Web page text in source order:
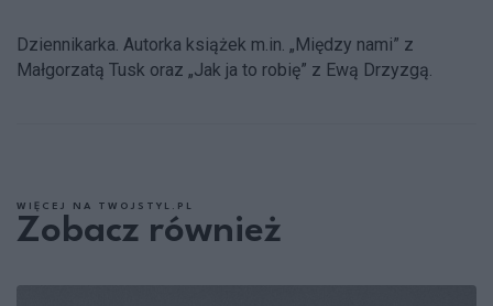
Dziennikarka. Autorka książek m.in. „Między nami” z
Małgorzatą Tusk oraz „Jak ja to robię” z Ewą Drzyzgą.
WIĘCEJ NA TWOJSTYL.PL
Zobacz również